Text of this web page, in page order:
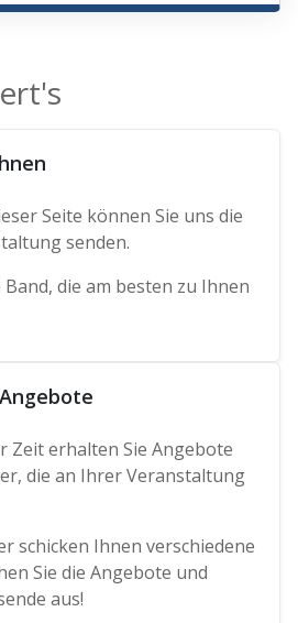
Seite können Sie uns die
senden.
die am besten zu Ihnen
Zeit erhalten Sie Angebote
die an Ihrer Veranstaltung
schicken Ihnen verschiedene
Sie die Angebote und
aus!